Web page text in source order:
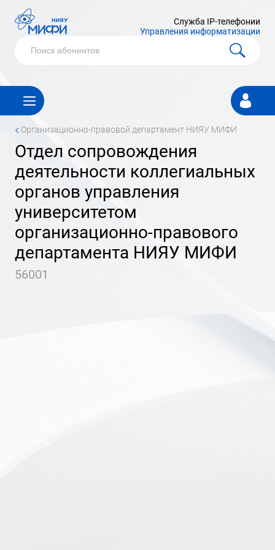
Служба IP-телефонии
Управления информатизации
Личный
кабинет
< организационно-правовой департамент НИЯУ МИФИ
отдел сопровождения
деятельности коллегиальных
органов управления
университетом
организационно-правового
департамента НИЯУ МИФИ
56001